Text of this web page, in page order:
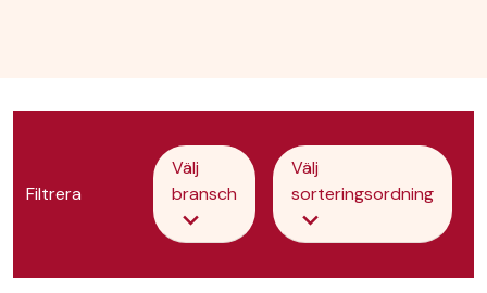
Filtrera
Välj
bransch
Välj
sorteringsordning